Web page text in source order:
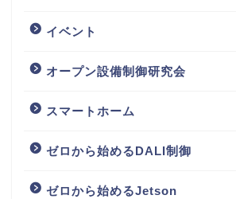
イベント
オープン設備制御研究会
スマートホーム
ゼロから始めるDALI制御
ゼロから始めるJetson